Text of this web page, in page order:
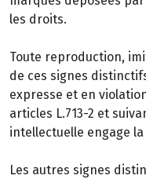
les droits.
Toute reproduction,
de ces signes
expresse et en
articles L.713-2 et
intellectuelle engage
Les autres signes